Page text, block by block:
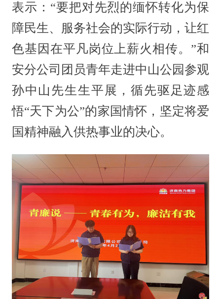
表示：“要把对先烈的缅怀转化为保
障民生、服务社会的实际行动，让红
色基因在平凡岗位上薪火相传。”和
安分公司团员青年走进中山公园参观
孙中山先生生平展，循先驱足迹感
悟“天下为公”的家国情怀，坚定将爱
国精神融入供热事业的决心。